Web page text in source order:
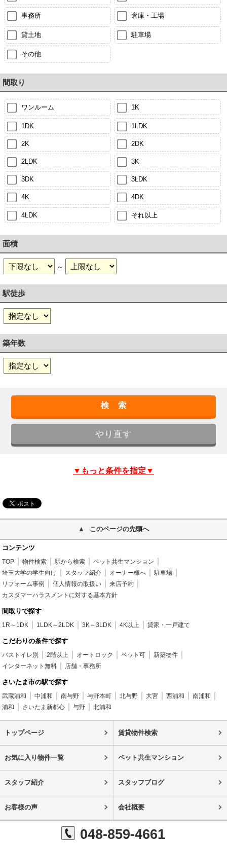
事務所 倉庫・工場
貸土地 駐車場
その他
間取り
ワンルーム 1K
1DK 1LDK
2K 2DK
2LDK 3K
3DK 3LDK
4K 4DK
4LDK それ以上
面積
～
駅徒歩
築年数
▼もっと条件を指定▼
このページの先頭へ
コンテンツ
TOP 物件検索 駅から検索
ペット共生マンション
埼玉大学の学生向け
スタッフ紹介 オーナー様へ
駐車場
リフォーム事例
個人情報の取扱い
来店予約
カスタマーハラスメントに対する基本方針
間取りで探す
1R～1DK 1LDK～2LDK 3K～3LDK 4K以上 貸家・一戸建て
こだわりの条件で探す
バストイレ別 2階以上 オートロック ペット可
新築物件
インターネット無料
店舗・事務所
さいたま市の駅で探す
武蔵浦和 中浦和 南与野 与野本町 北与野 大宮 西浦和
南浦和
浦和
さいたま新都心 与野 北浦和
トップページ 賃貸物件検索
お気に入り物件一覧 ペット共生マンション
スタッフ紹介 スタッフブログ
お客様の声 会社概要
048-859-4661